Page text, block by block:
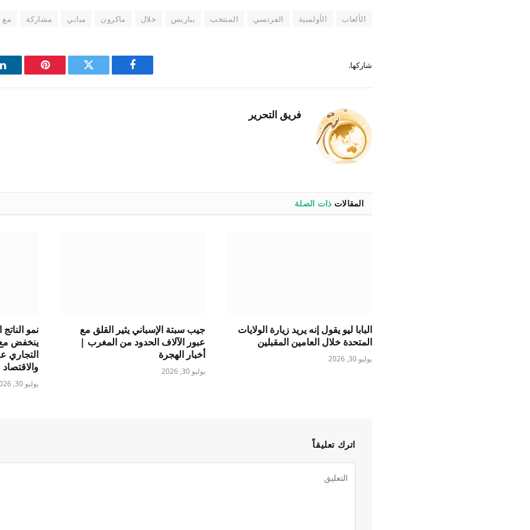
الألعاب الأولمبية الفرنسي المنتخب بباريس خلال ماكرون مبابي مشاركة مع
شاركها.
فيسبوك
تويتر بينتيريست
فريق التحرير
المقالات ذات الصلة
البابا ليو يقول إنه يريد زيارة الولايات
المتحدة خلال العامين المقبلين
يوليو 30, 2026
جيب سبتة الإسباني يثير القلق مع
عبور الآلاف الحدود من المغرب |
أخبار الهجرة
يوليو 30, 2026
نمو
ينخفض
التجاري
والاقتصاد
يوليو 30, 2026
اترك تعليقاً